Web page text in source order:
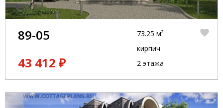
89-05
43 412 ₽
73.25 м²
кирпич
2 этажа